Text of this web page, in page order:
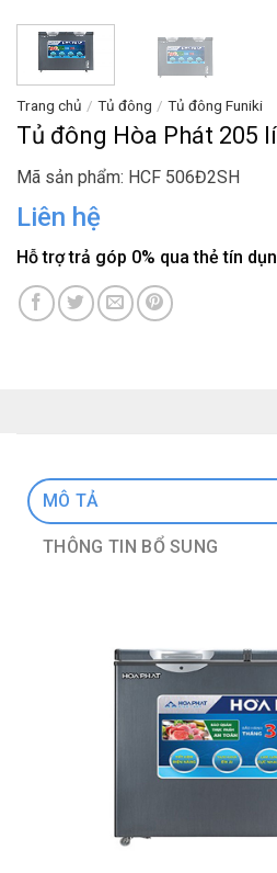
Trang chủ / Tủ đông / Tủ đông Funiki
Tủ đông Hòa Phát 205
Mã sản phẩm: HCF 506Đ2SH
Liên hệ
Hỗ trợ trả góp 0% qua thẻ tín
MÔ TẢ
THÔNG TIN BỔ SUNG